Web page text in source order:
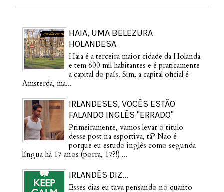
HAIA, UMA BELEZURA
HOLANDESA
Haia é a terceira maior cidade da Holanda
e tem 600 mil habitantes e é praticamente
a capital do país. Sim, a capital oficial é
Amsterdã, ma...
IRLANDESES, VOCÊS ESTÃO
FALANDO INGLÊS "ERRADO"
Primeiramente, vamos levar o título
desse post na esportiva, tá? Não é
porque eu estudo inglês como segunda
língua há 17 anos (porra, 17?!) ...
IRLANDÊS DIZ...
Esses dias eu tava pensando no quanto